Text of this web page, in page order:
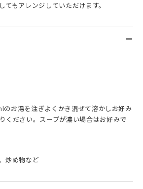
てもアレンジしていただけます。
のお湯を注ぎよくかき混ぜて溶かしお好み
ください。スープが濃い場合はお好みで
炒め物など